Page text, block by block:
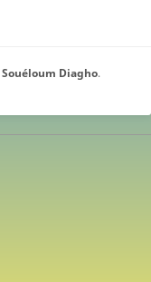
Souéloum Diagho.